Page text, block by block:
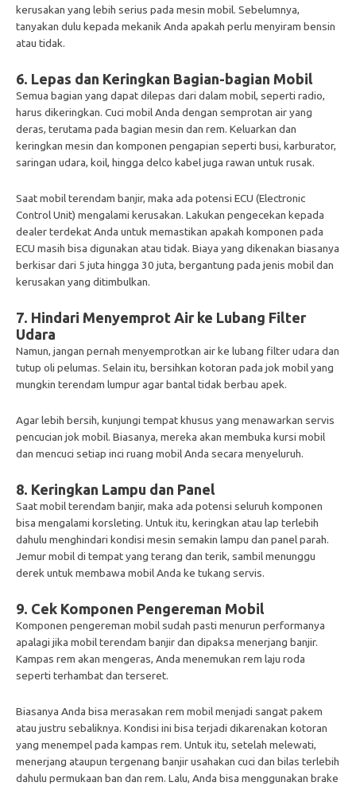
kerusakan yang lebih serius pada mesin mobil. Sebelumnya,
tanyakan dulu kepada mekanik Anda apakah perlu menyiram bensin
atau tidak.
6. Lepas dan Keringkan Bagian-bagian Mobil
Semua bagian yang dapat dilepas dari dalam mobil, seperti radio,
harus dikeringkan. Cuci mobil Anda dengan semprotan air yang
deras, terutama pada bagian mesin dan rem. Keluarkan dan
keringkan mesin dan komponen pengapian seperti busi, karburator,
saringan udara, koil, hingga delco kabel juga rawan untuk rusak.
Saat mobil terendam banjir, maka ada potensi ECU (Electronic
Control Unit) mengalami kerusakan. Lakukan pengecekan kepada
dealer terdekat Anda untuk memastikan apakah komponen pada
ECU masih bisa digunakan atau tidak. Biaya yang dikenakan biasanya
berkisar dari 5 juta hingga 30 juta, bergantung pada jenis mobil dan
kerusakan yang ditimbulkan.
7. Hindari Menyemprot Air ke Lubang Filter
Udara
Namun, jangan pernah menyemprotkan air ke lubang filter udara dan
tutup oli pelumas. Selain itu, bersihkan kotoran pada jok mobil yang
mungkin terendam lumpur agar bantal tidak berbau apek.
Agar lebih bersih, kunjungi tempat khusus yang menawarkan servis
pencucian jok mobil. Biasanya, mereka akan membuka kursi mobil
dan mencuci setiap inci ruang mobil Anda secara menyeluruh.
8. Keringkan Lampu dan Panel
Saat mobil terendam banjir, maka ada potensi seluruh komponen
bisa mengalami korsleting. Untuk itu, keringkan atau lap terlebih
dahulu menghindari kondisi mesin semakin lampu dan panel parah.
Jemur mobil di tempat yang terang dan terik, sambil menunggu
derek untuk membawa mobil Anda ke tukang servis.
9. Cek Komponen Pengereman Mobil
Komponen pengereman mobil sudah pasti menurun performanya
apalagi jika mobil terendam banjir dan dipaksa menerjang banjir.
Kampas rem akan mengeras, Anda menemukan rem laju roda
seperti terhambat dan terseret.
Biasanya Anda bisa merasakan rem mobil menjadi sangat pakem
atau justru sebaliknya. Kondisi ini bisa terjadi dikarenakan kotoran
yang menempel pada kampas rem. Untuk itu, setelah melewati,
menerjang ataupun tergenang banjir usahakan cuci dan bilas terlebih
dahulu permukaan ban dan rem. Lalu, Anda bisa menggunakan brake